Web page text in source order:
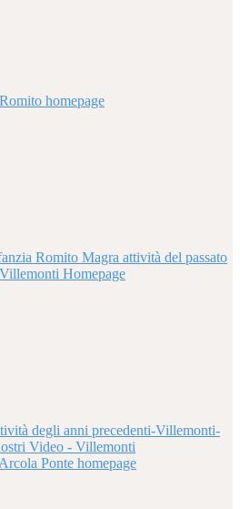
homepage
Romito Magra attività del passato
Homepage
degli anni precedenti-Villemonti-
Video - Villemonti
Ponte homepage